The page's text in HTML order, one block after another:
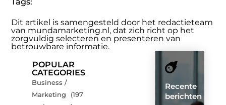
Dit artikel is samengesteld door het redactieteam
van mundamarketing.nl, dat zich richt op het
zorgvuldig selecteren en presenteren van
betrouwbare informatie.
POPULAR
CATEGORIES
Business /
Marketing
(197
Recente
berichten